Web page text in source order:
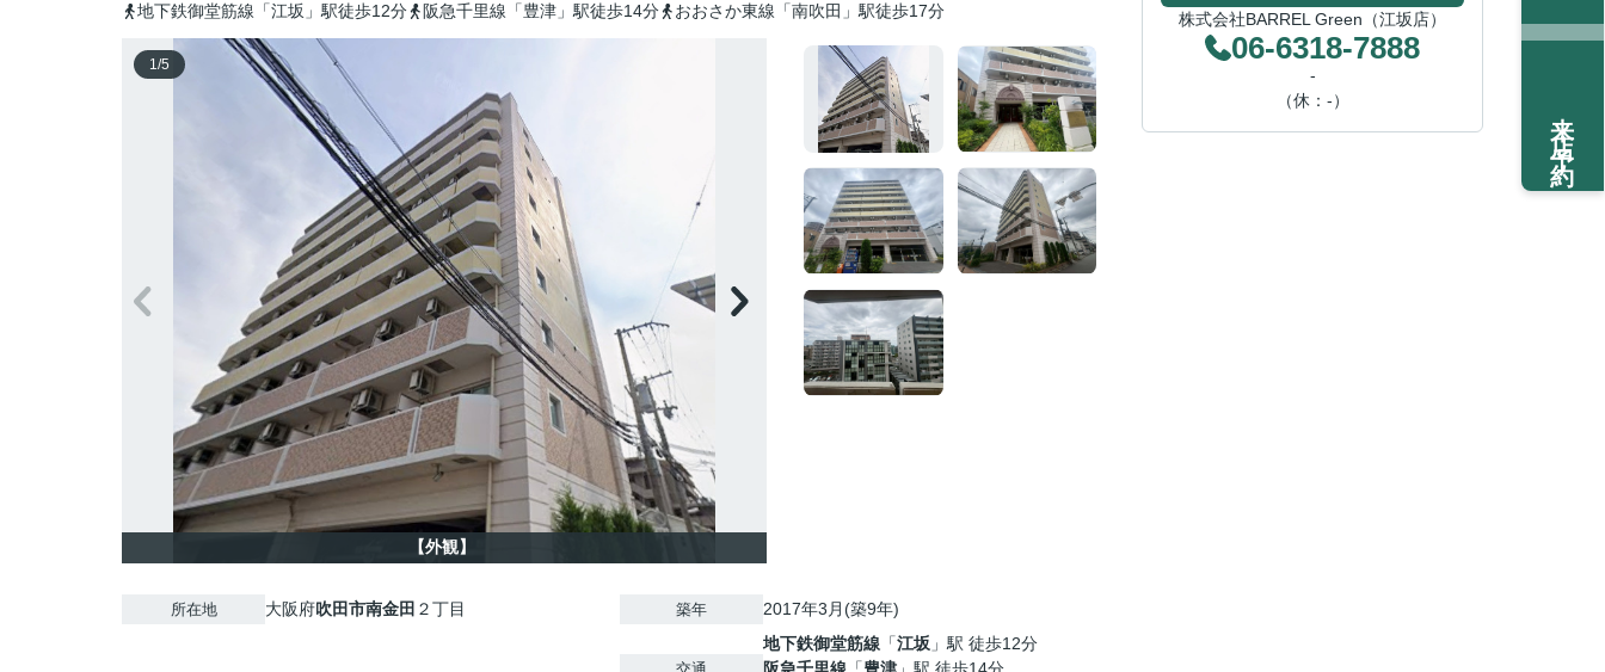
地下鉄御堂筋線「江坂」駅徒歩12分
阪急千里線「豊津」駅徒歩14分 おおさか東線「南吹田」駅徒歩17分
1/5
【外観】
所在地 大阪府吹田市南金田 ２丁目 築年 2017年3月(築9年)
地下鉄御堂筋線 「江坂 」駅 徒歩12分
株式会社BARREL Green（江坂店）
06-6318-7888
-
（休：-）
来店予約